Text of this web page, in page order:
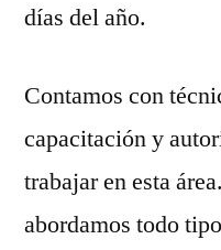
días del año.
Contamos con
capacitación y
trabajar en esta
abordamos todo